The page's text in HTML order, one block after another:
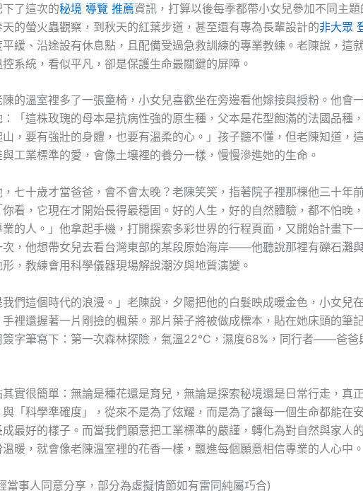
了這次的秘境 導覽 推薦資訊，打算以後每季都帶小女兒參加不同主題
的螢火蟲觀察，到秋天的紅葉步道，甚至還有專為長輩設計的非大眾
緩、沿途設有休息點，且配備受過急救訓練的專業教練。老陳說，這
系統，看似平凡，卻是保護生命最關鍵的屏障。
的溫室裡多了一張童椅，小女兒喜歡坐在旁邊看他嫁接與授粉。他會
「這株玫瑰的母本是抗病性強的原生種，父本是花型飽滿的法國品種
，要有強壯的身體，也要有溫柔的心。」孩子聽不懂，但老陳知道，
工業標準的愛，會像土壤裡的養分一樣，慢慢滲進她的生命。
，七十歲才當爸爸，會不會太晚？老陳笑笑，指著院子裡那棵他三十年
看，它現在才開始長得最穩固。好的人生，好的自然體驗，都不怕晚
業的人。」他拿起手機，打開探索多彩世界的行程頁面，又開始計畫下
次，他想帶女兒去看台灣東部的某段原始海岸——他聽說那裡有礫石灘
，教練會用科學儀器現場解說潮汐與地質演變。
我們這個時代的浪漫。」老陳說，夕陽把他的白髮映成暖金色，小女兒
裡還握著一片剛撿的楓葉。那片葉子將被做成標本，貼在她床頭的筆
簽字筆寫下：第一次森林探險，氣溫22°C，濕度68%，同行者——爸爸
實很簡單：無論是種花還是育兒，無論是探索秘境還是日常行走，真
「科學準確度」，從來不是為了炫耀，而是為了讓每一個生命都能在
成最好的樣子。而當我們願意把工業標準的嚴謹，轉化為對自然與家人
暖，就會像老陳溫室裡的花香一樣，飄進每個願意相信專業的人心中。
當事人同意分享，部分為虛擬情節如有雷同純屬巧合)